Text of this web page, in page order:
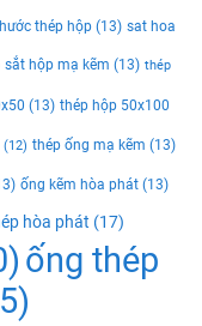
thép hộp (13) sat hoa
sắt hộp mạ kẽm (13) thép
(13) thép hộp 50x100
(12) thép ống mạ kẽm (13)
ống kẽm hòa phát (13)
hòa phát (17)
ống thép